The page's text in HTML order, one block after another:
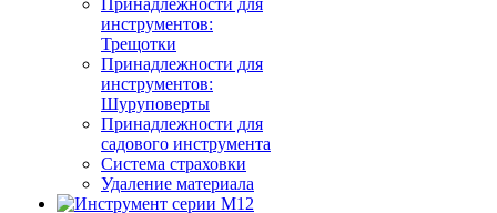
Принадлежности для
инструментов:
Трещотки
Принадлежности для
инструментов:
Шуруповерты
Принадлежности для
садового инструмента
Система страховки
Удаление материала